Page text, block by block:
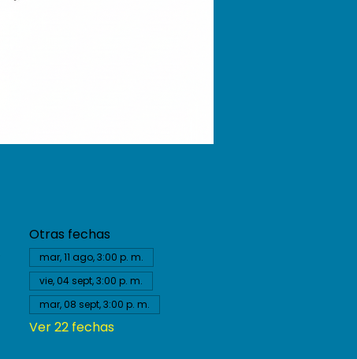
Otras fechas
mar, 11 ago, 3:00 p. m.
vie, 04 sept, 3:00 p. m.
mar, 08 sept, 3:00 p. m.
Ver 22 fechas